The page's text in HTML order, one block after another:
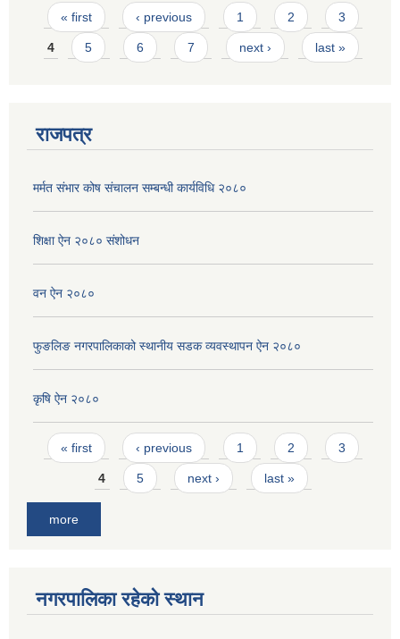
Pages
« first ‹ previous 1 2 3
4 5 6 7 next › last »
राजपत्र
मर्मत संभार कोष संचालन सम्बन्धी कार्यविधि २०८०
शिक्षा ऐन २०८० संशोधन
वन ऐन २०८०
फुङलिङ नगरपालिकाको स्थानीय सडक व्यवस्थापन ऐन २०८०
कृषि ऐन २०८०
Pages
« first ‹ previous 1 2 3
4 5 next › last »
more
नगरपालिका रहेको स्थान